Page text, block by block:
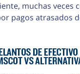
muchas veces
pagos atrasados